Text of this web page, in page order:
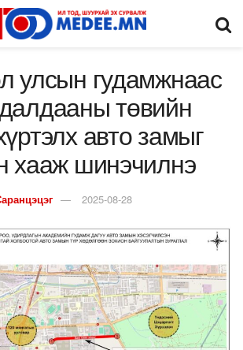
улсын гудамжнаас
төвийн
авто замыг
хааж шинэчилнэ
2025-08-28